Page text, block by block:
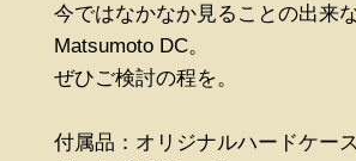
今ではなかなか見ることの出来
Matsumoto DC。
ぜひご検討の程を。
付属品：オリジナルハードケー